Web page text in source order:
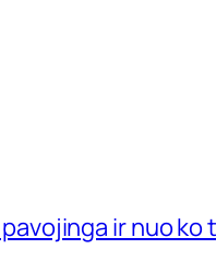
ir nuo ko